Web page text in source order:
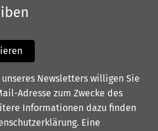
Newsletters willigen Sie
Adresse zum Zwecke des
Informationen dazu finden
. Eine